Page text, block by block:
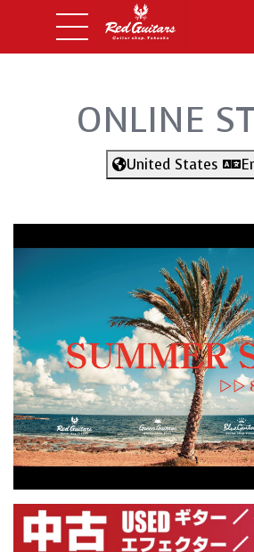
ONLINE
United States